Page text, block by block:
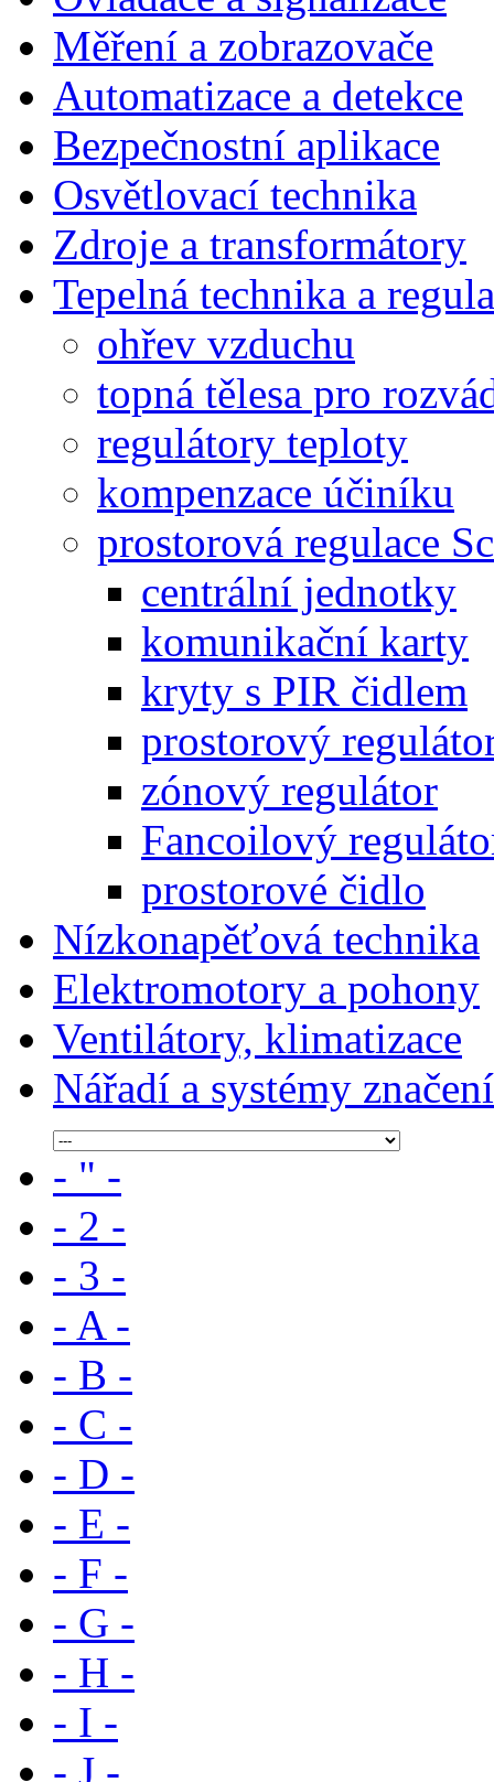
Měření a zobrazovače
Automatizace a detekce
Bezpečnostní aplikace
Osvětlovací technika
Zdroje a transformátory
Tepelná technika a
ohřev vzduchu
topná tělesa pro
regulátory teploty
kompenzace účiníku
prostorová regulace
centrální jednotky
komunikační karty
kryty s PIR čidlem
prostorový
zónový regulátor
Fancoilový
prostorové čidlo
Nízkonapěťová technika
Elektromotory a pohony
Ventilátory, klimatizace
Nářadí a systémy značení
- " -
- 2 -
- 3 -
- A -
- B -
- C -
- D -
- E -
- F -
- G -
- H -
- I -
- J -